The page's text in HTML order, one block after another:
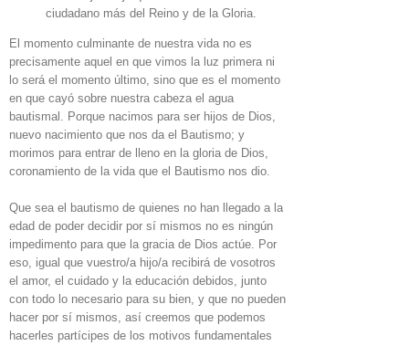
ciudadano más del Reino y de la Gloria.
El momento culminante de nuestra vida no es
precisamente aquel en que vimos la luz primera ni
lo será el momento último, sino que es el momento
en que cayó sobre nuestra cabeza el agua
bautismal. Porque nacimos para ser hijos de Dios,
nuevo nacimiento que nos da el Bautismo; y
morimos para entrar de lleno en la gloria de Dios,
coronamiento de la vida que el Bautismo nos dio.
Que sea el bautismo de quienes no han llegado a la
edad de poder decidir por sí mismos no es ningún
impedimento para que la gracia de Dios actúe. Por
eso, igual que vuestro/a hijo/a recibirá de vosotros
el amor, el cuidado y la educación debidos, junto
con todo lo necesario para su bien, y que no pueden
hacer por sí mismos, así creemos que podemos
hacerles partícipes de los motivos fundamentales